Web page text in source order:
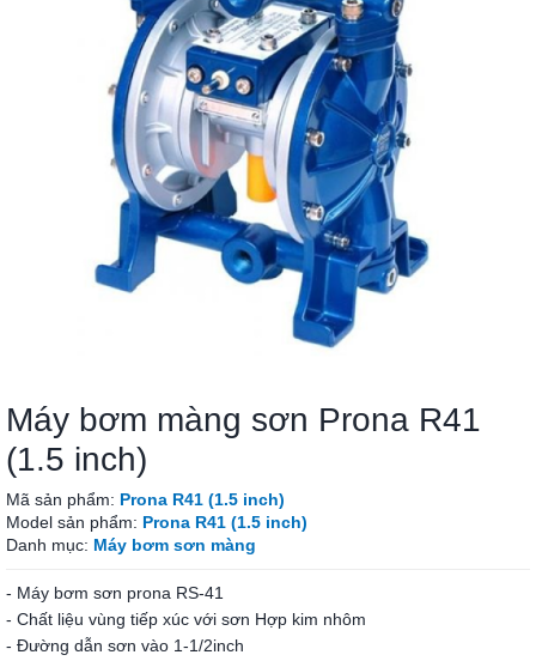
Máy bơm màng sơn Prona R41
(1.5 inch)
Mã sản phẩm: Prona R41 (1.5 inch)
Model sản phẩm: Prona R41 (1.5 inch)
Danh mục: Máy bơm sơn màng
- Máy bơm sơn prona RS-41
- Chất liệu vùng tiếp xúc với sơn Hợp kim nhôm
- Đường dẫn sơn vào 1-1/2inch